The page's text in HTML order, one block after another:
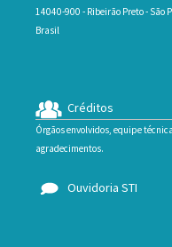
14040-900 - Ribeirão Preto - São
Brasil
Créditos
Órgãos envolvidos, equipe
agradecimentos.
Ouvidoria STI